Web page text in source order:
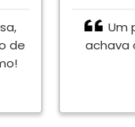
de
Um
achava